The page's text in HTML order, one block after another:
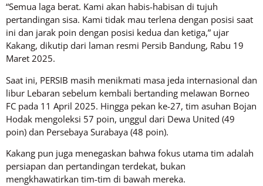
“Semua laga berat. Kami akan habis-habisan di tujuh
pertandingan sisa. Kami tidak mau terlena dengan posisi saat
ini dan jarak poin dengan posisi kedua dan ketiga,” ujar
Kakang, dikutip dari laman resmi Persib Bandung, Rabu 19
Maret 2025.
Saat ini, PERSIB masih menikmati masa jeda internasional dan
libur Lebaran sebelum kembali bertanding melawan Borneo
FC pada 11 April 2025. Hingga pekan ke-27, tim asuhan Bojan
Hodak mengoleksi 57 poin, unggul dari Dewa United (49
poin) dan Persebaya Surabaya (48 poin).
Kakang pun juga menegaskan bahwa fokus utama tim adalah
persiapan dan pertandingan terdekat, bukan
mengkhawatirkan tim-tim di bawah mereka.